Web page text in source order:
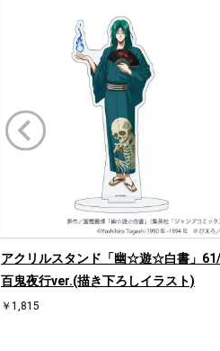
アクリルスタンド「幽☆遊☆白書」
百鬼夜行ver.(描き下ろしイラスト)
￥1,815